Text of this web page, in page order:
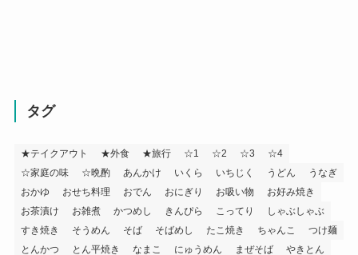
タグ
★テイクアウト ★外食 ★旅行 ☆1 ☆2 ☆3
☆4
☆家庭の味
☆晩酌 あんかけ いくら いちじく うどん
うなぎ
おかゆ
おせち料理 おでん おにぎり お吸い物
お好み焼き
お茶漬け
お雑煮 かつめし きんぴら こってり
しゃぶしゃぶ
すき焼き
そうめん そば そばめし たこ焼き ちゃんこ
つけ麺
とんかつ
とん平焼き なまこ にゅうめん まぜそば
やきとん